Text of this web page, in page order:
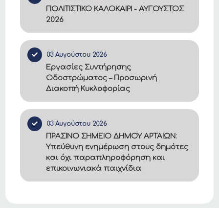
ΠΟΛΙΤΙΣΤΙΚΟ ΚΑΛΟΚΑΙΡΙ - ΑΥΓΟΥΣΤΟΣ
2026
03 Αυγούστου 2026
Εργασίες Συντήρησης
Οδοστρώματος – Προσωρινή
Διακοπή Κυκλοφορίας
03 Αυγούστου 2026
ΠΡΑΣΙΝΟ ΣΗΜΕΙΟ ΔΗΜΟΥ ΑΡΤΑΙΩΝ:
Υπεύθυνη ενημέρωση στους δημότες
και όχι παραπληροφόρηση και
επικοινωνιακά παιχνίδια